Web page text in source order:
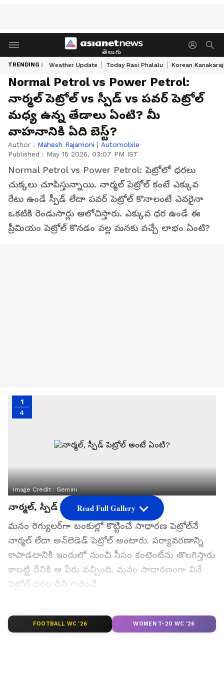
తెలుగు
TRENDING : Weather Update Today Rasi Phalalu Korean
Normal Petrol vs Power Petrol:
నార్మల్ పెట్రోల్ vs స్పీడ్ vs పవర్ పెట్రోల్
మధ్య ఉన్న తేడాలు ఏంటి? మీ
వాహనానికి ఏది బెస్ట్?
Author : Mahesh Rajamoni | Automobile
Published : May 15 2026, 03:07 PM IST
Normal Petrol vs Power Petrol: పెట్రోలో ధరలు
చుక్కలు చూపిస్తున్నాయి. నార్మల్ పెట్రోల్ కంటే ఎక్కువ
రేటు ఉండే స్పీడ్ లేదా పవర్ పెట్రోల్ కొనాలంటే ఎవరైనా
ఒకటికి రెండుసార్లు ఆలోచిస్తారు. ఎక్కువ ధర ఉండే ఈ
ప్రీమియం పెట్రోల్ కొనడం వల్ల మనకు వచ్చే లాభం ఏంటి?
1
4
Image Credit :Gemini
నార్మల్, స్పీడ్ పెట్రోల్ అంటే ఏంటి?
మనం రెగ్యులర్‌గా బంకుల్లో కొట్టించే సాధారణ పెట్రోల్‌నే
నార్మల్ లేదా అన్‌లెడెడ్ పెట్రోల్ అంటారు. పర్యావరణాన్ని
కాపాడటానికి ఇందులో నుంచి సీసం కంటెంట్‌ను తొలగిస్తారు
కాబట్టి దీనికి ఆ పేరు వచ్చింది. మనం సాధారణంగా వినే
పెట్రోల్ ధరల దీని గురించే.
సంస్థకు చెందిన ఒక బ్రాండెడ్ హై పర్‌ఫార్మెన్స్ పెట్రోల్.
వాహనం పర్‌ఫార్మెన్స్, మైలేజ్ పెంచడానికి ఇది
Read Full Gallery
FOOTBALL WC '26 WOMEN T-20 WC '26